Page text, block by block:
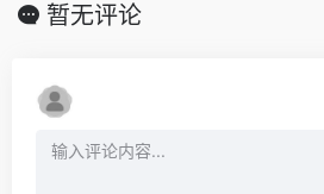
暂无评论